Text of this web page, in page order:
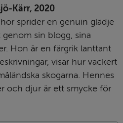
Kärr, 2020
sprider en genuin glädje
sin blogg, sina
Hon är en färgrik lanttant
visar hur vackert
skogarna. Hennes
och djur är ett smycke för